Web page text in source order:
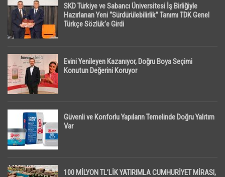
SKD Türkiye ve Sabancı Üniversitesi İş Birliğiyle
Hazırlanan Yeni “Sürdürülebilirlik” Tanımı TDK Genel
Türkçe Sözlük’e Girdi
Evini Yenileyen Kazanıyor, Doğru Boya Seçimi
Konutun Değerini Koruyor
Güvenli ve Konforlu Yapıların Temelinde Doğru Yalıtım
Var
100 MİLYON TL’LİK YATIRIMLA CUMHURİYET MİRASI,